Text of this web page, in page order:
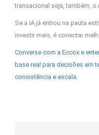
transacional seja, também,
Se a IA já entrou na pauta
investir mais, é conectar
Converse com a Eccox e
base real para decisões em
consistência e escala.